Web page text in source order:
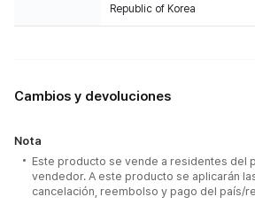
Republic of Korea
Cambios y devoluciones
Nota
Este producto se vende a residentes del
vendedor. A este producto se aplicarán
cancelación, reembolso y pago del país/